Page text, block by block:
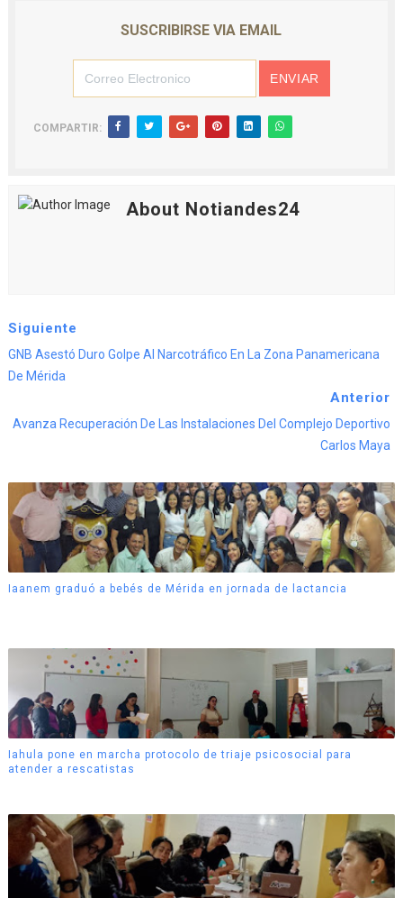
SUSCRIBIRSE VIA EMAIL
COMPARTIR:
About Notiandes24
Siguiente
GNB Asestó Duro Golpe Al Narcotráfico En La Zona Panamericana
De Mérida
Anterior
Avanza Recuperación De Las Instalaciones Del Complejo Deportivo
Carlos Maya
Iaanem graduó a bebés de Mérida en jornada de lactancia
Iahula pone en marcha protocolo de triaje psicosocial para
atender a rescatistas